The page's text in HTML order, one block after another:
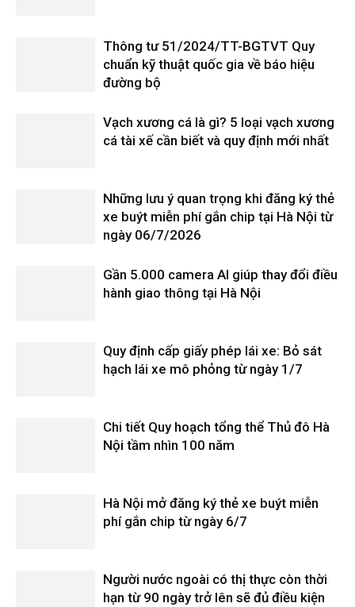
Thông tư 51/2024/TT-BGTVT Quy
chuẩn kỹ thuật quốc gia về báo hiệu
đường bộ
Vạch xương cá là gì? 5 loại vạch xương
cá tài xế cần biết và quy định mới nhất
Những lưu ý quan trọng khi đăng ký thẻ
xe buýt miễn phí gắn chip tại Hà Nội từ
ngày 06/7/2026
Gần 5.000 camera AI giúp thay đổi điều
hành giao thông tại Hà Nội
Quy định cấp giấy phép lái xe: Bỏ sát
hạch lái xe mô phỏng từ ngày 1/7
Chi tiết Quy hoạch tổng thể Thủ đô Hà
Nội tầm nhìn 100 năm
Hà Nội mở đăng ký thẻ xe buýt miễn
phí gắn chip từ ngày 6/7
Người nước ngoài có thị thực còn thời
hạn từ 90 ngày trở lên sẽ đủ điều kiện